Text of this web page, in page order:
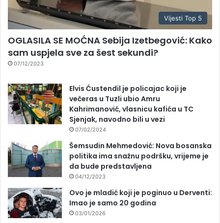
Vijesti Top 5
OGLASILA SE MOĆNA Sebija Izetbegović: Kako
sam uspjela sve za šest sekundi?
07/12/2023
Elvis Ćustendil je policajac koji je
večeras u Tuzli ubio Amru
Kahrimanović, vlasnicu kafića u TC
Sjenjak, navodno bili u vezi
07/02/2024
Šemsudin Mehmedović: Nova bosanska
politika ima snažnu podršku, vrijeme je
da bude predstavljena
04/12/2023
Ovo je mladić koji je poginuo u Derventi:
Imao je samo 20 godina
03/01/2026